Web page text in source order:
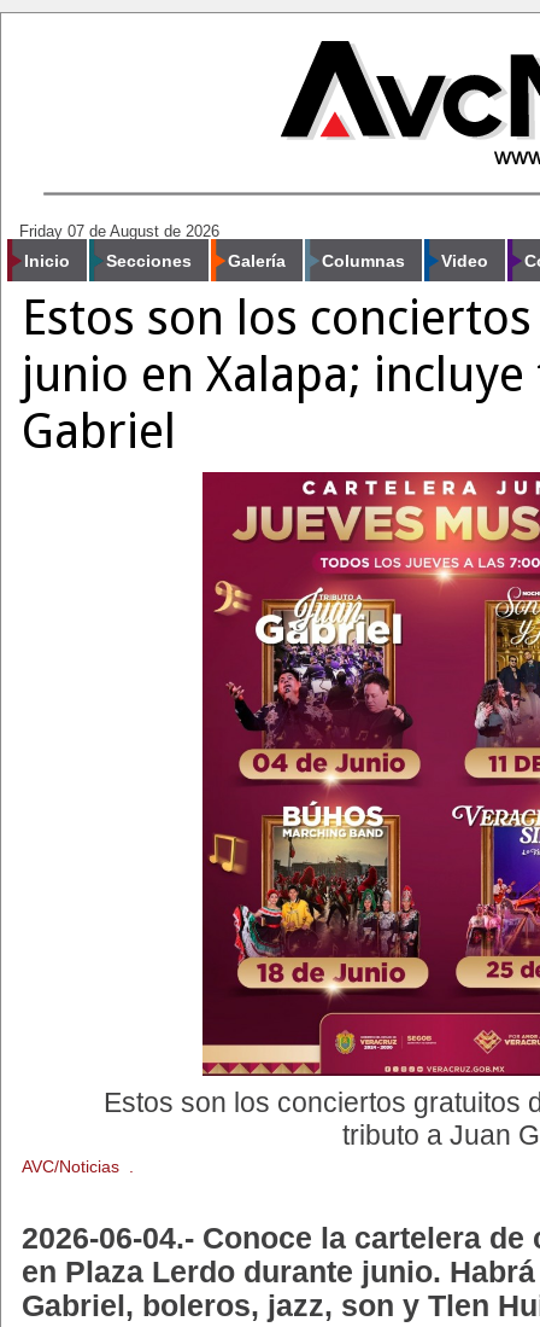
Friday 07 de August de 2026
Inicio Secciones Galería Columnas Video
Estos son los
junio en Xalapa;
Gabriel
Estos son los conciertos gratuitos
tributo a Juan
AVC/Noticias .
2026-06-04.- Conoce la cartelera
en Plaza Lerdo durante junio.
Gabriel, boleros, jazz, son y Tlen